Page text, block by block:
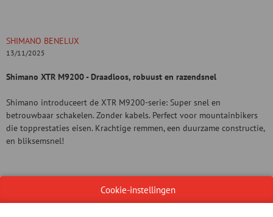
SHIMANO BENELUX
13/11/2025
Shimano XTR M9200 - Draadloos, robuust en razendsnel
Shimano introduceert de XTR M9200-serie: Super snel en
betrouwbaar schakelen. Zonder kabels. Perfect voor mountainbikers
die topprestaties eisen. Krachtige remmen, een duurzame constructie,
en bliksemsnel!
Robuuste drivetrain
Ergonomisch ontwerp
Cookie-instellingen